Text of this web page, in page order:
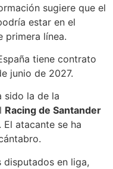
sugiere que el
estar en el
primera línea.
tiene contrato
junio de 2027.
sido la de la
Racing de Santander
atacante se ha
disputados en liga,